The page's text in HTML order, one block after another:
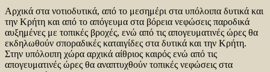
Αρχικά στα νοτιοδυτικά, από το μεσημέρι στα υπόλοιπα δυτικά και
την Κρήτη και από το απόγευμα στα βόρεια νεφώσεις παροδικά
αυξημένες με τοπικές βροχές, ενώ από τις απογευματινές ώρες θα
εκδηλωθούν σποραδικές καταιγίδες στα δυτικά και την Κρήτη.
Στην υπόλοιπη χώρα αρχικά αίθριος καιρός ενώ από τις
απογευματινές ώρες θα αναπτυχθούν τοπικές νεφώσεις στα